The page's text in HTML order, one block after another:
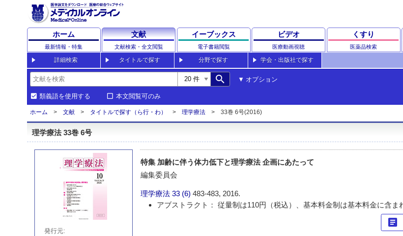
ホーム
最新情報・特集
文献
文献検索・全文閲覧
イーブックス
電子書籍閲覧
ビデオ
医療動画視聴
くすり
医薬品検索
詳細検索 タイトルで探す 分野で探す 学会・出版社で探す
search オプション
類義語を使用する 本文閲覧可のみ
ホーム 文献 タイトルで探す（ら行・わ） 理学療法 33巻 6号(2016)
理学療法 33巻 6号
発行元
特集 加齢に伴う体力低下と理学療法 企画にあたって
編集委員会
理学療法 33 (6)483-483, 2016.
アブストラクト： 従量制は110円（税込）、基本料金制は基本料金に含ま
article